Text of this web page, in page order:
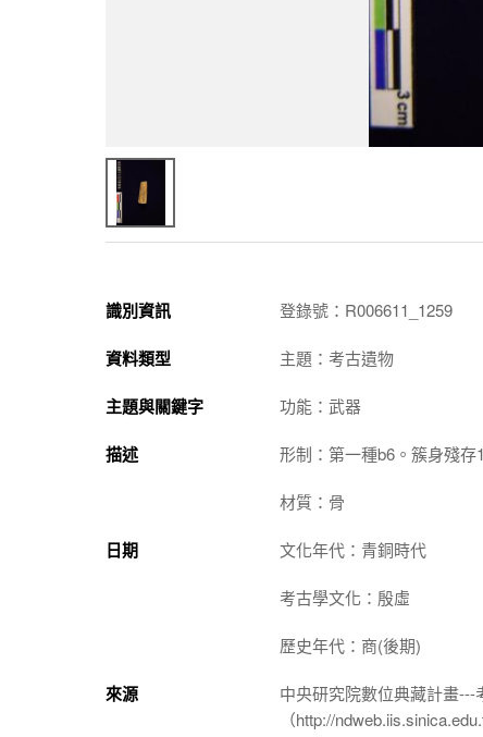
識別資訊 登錄號：R006611_1259
資料類型 主題：考古遺物
主題與關鍵字 功能：武器
描述 形制：第一種b6。簇身殘存
材質：骨
日期 文化年代：青銅時代
考古學文化：殷虛
歷史年代：商(後期)
來源
中央研究院數位典藏計畫
（http://